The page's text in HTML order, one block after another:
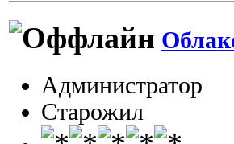
Администратор
Старожил